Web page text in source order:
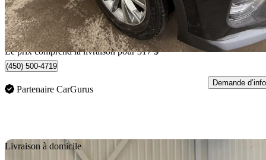
286 $/mois env.
Livraison à domicile de Saint-Sulpice, QC
Le prix comprend la livraison pour 317 $
(450) 500-4719
Partenaire CarGurus
Demande d’info
Livraison à domicile